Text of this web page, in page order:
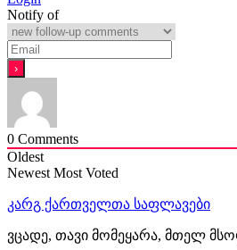
Notify of
0 Comments
Oldest
Newest Most Voted
კარგ ქართველთა საფლავები
ვცადე, თავი მომეყარა, მთელ